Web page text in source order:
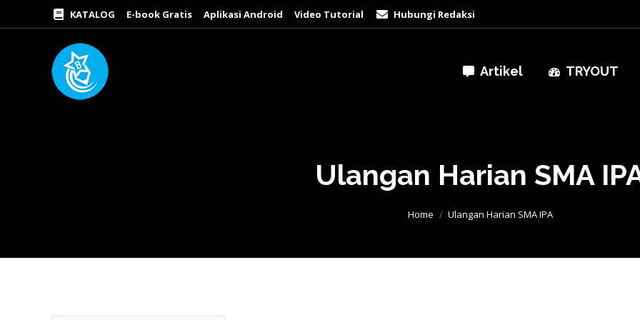
KATALOG E-book Gratis Aplikasi Android Video Tutorial Hubungi Redaksi
Artikel TRYOUT
Ulangan Harian SMA
You are here:
Home Ulangan Harian SMA IPA